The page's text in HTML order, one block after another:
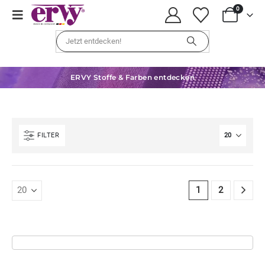
0
ERVY Stoffe & Farben entdecken
FILTER
1 2